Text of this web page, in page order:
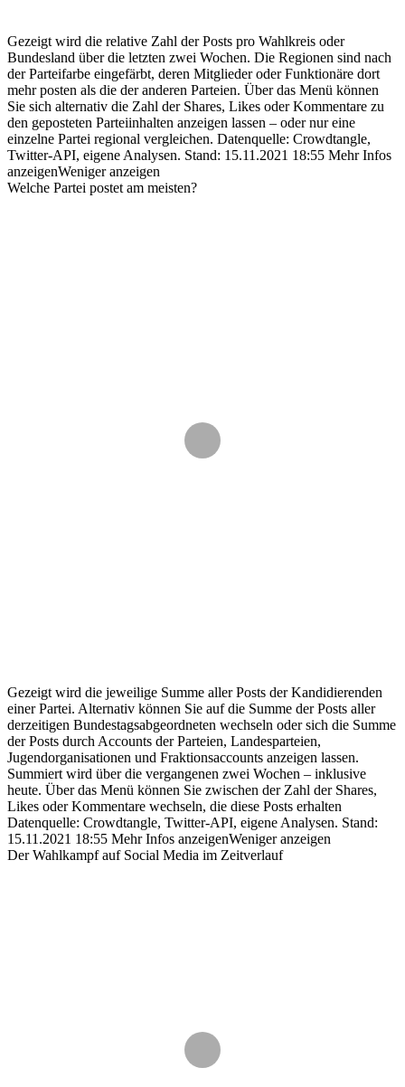
Gezeigt wird die relative Zahl der Posts pro Wahlkreis oder
Bundesland über die letzten zwei Wochen. Die Regionen sind nach
der Parteifarbe eingefärbt, deren Mitglieder oder Funktionäre dort
mehr posten als die der anderen Parteien. Über das Menü können
Sie sich alternativ die Zahl der Shares, Likes oder Kommentare zu
den geposteten Parteiinhalten anzeigen lassen – oder nur eine
einzelne Partei regional vergleichen. Datenquelle: Crowdtangle,
Twitter-API, eigene Analysen. Stand: 15.11.2021 18:55 Mehr Infos
anzeigenWeniger anzeigen
Welche Partei postet am meisten?
Gezeigt wird die jeweilige Summe aller Posts der Kandidierenden
einer Partei. Alternativ können Sie auf die Summe der Posts aller
derzeitigen Bundestagsabgeordneten wechseln oder sich die Summe
der Posts durch Accounts der Parteien, Landesparteien,
Jugendorganisationen und Fraktionsaccounts anzeigen lassen.
Summiert wird über die vergangenen zwei Wochen – inklusive
heute. Über das Menü können Sie zwischen der Zahl der Shares,
Likes oder Kommentare wechseln, die diese Posts erhalten
Datenquelle: Crowdtangle, Twitter-API, eigene Analysen. Stand:
15.11.2021 18:55 Mehr Infos anzeigenWeniger anzeigen
Der Wahlkampf auf Social Media im Zeitverlauf